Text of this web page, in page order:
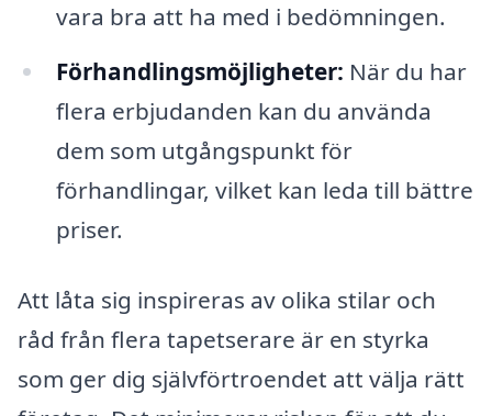
vara bra att ha med i bedömningen.
Förhandlingsmöjligheter: När du har
flera erbjudanden kan du använda
dem som utgångspunkt för
förhandlingar, vilket kan leda till bättre
priser.
Att låta sig inspireras av olika stilar och
råd från flera tapetserare är en styrka
som ger dig självförtroendet att välja rätt